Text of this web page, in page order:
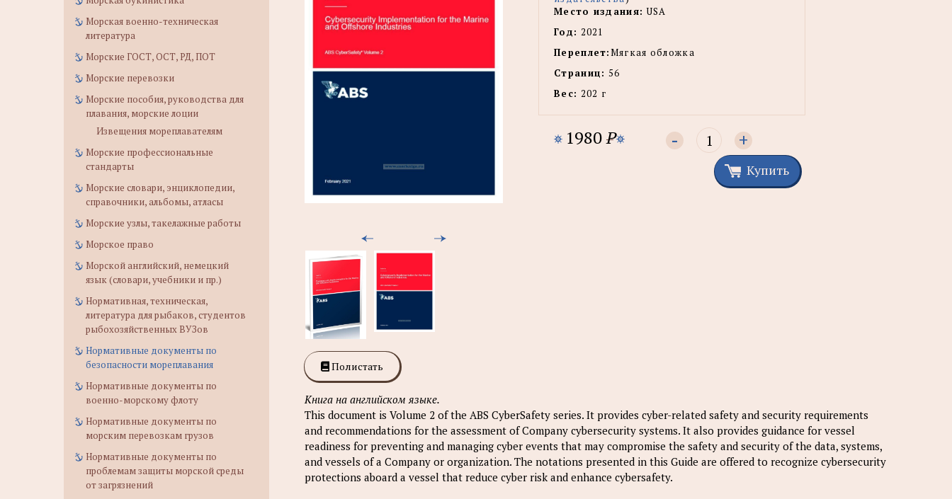
Морская военно-техническая
литература
Морские ГОСТ, ОСТ, РД, ПОТ
Морские перевозки
Морские пособия, руководства для
плавания, морские лоции
Извещения мореплавателям
Морские профессиональные
стандарты
Морские словари, энциклопедии,
справочники, альбомы, атласы
Морские узлы, такелажные работы
Морское право
Морской английский, немецкий
язык (словари, учебники и пр.)
Нормативная, техническая,
литература для рыбаков, студентов
рыбохозяйственных ВУЗов
Нормативные документы по
безопасности мореплавания
Нормативные документы по
военно-морскому флоту
Нормативные документы по
морским перевозкам грузов
Нормативные документы по
проблемам защиты морской среды
от загрязнений
Полистать
Место издания: USA
Год: 2021
Переплет:Мягкая обложка
Страниц: 56
Вес: 202 г
1980P - +
Купить
Книга на английском языке.
This document is Volume 2 of the ABS CyberSafety series. It provides cyber-related safety and security requirements
and recommendations for the assessment of Company cybersecurity systems. It also provides guidance for vessel
readiness for preventing and managing cyber events that may compromise the safety and security of the data, systems,
and vessels of a Company or organization. The notations presented in this Guide are offered to recognize cybersecurity
protections aboard a vessel that reduce cyber risk and enhance cybersafety.